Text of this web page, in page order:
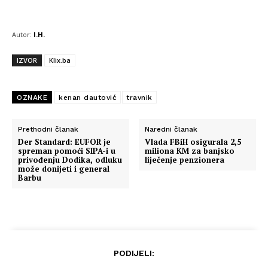
Autor: I.H.
IZVOR Klix.ba
OZNAKE kenan dautović travnik
Prethodni članak
Der Standard: EUFOR je
spreman pomoći SIPA-i u
privođenju Dodika, odluku
može donijeti i general
Barbu
Naredni članak
Vlada FBiH osigurala 2,5
miliona KM za banjsko
liječenje penzionera
PODIJELI: